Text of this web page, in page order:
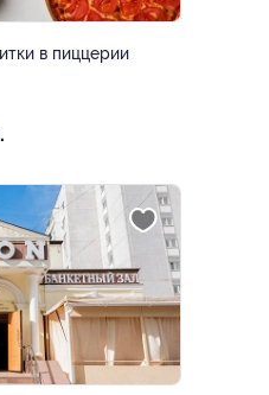
в пиццерии